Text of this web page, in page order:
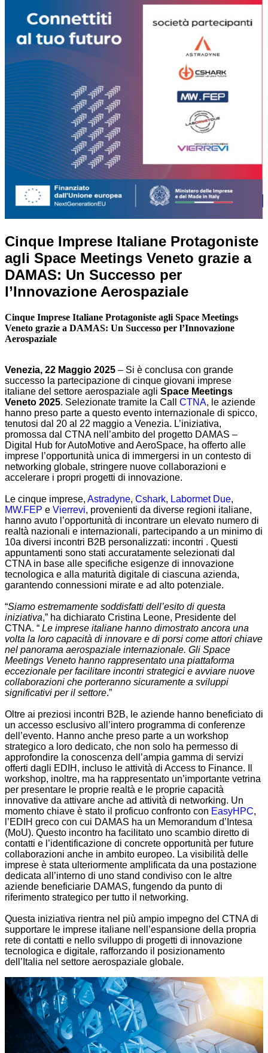
PROGETTO
SERVIZI
ABILITATORI
ACCESS DESK
Partners
News e eventi
Contatti
Cinque Imprese Italiane Protagoniste
agli Space Meetings Veneto grazie a
DAMAS: Un Successo per
l’Innovazione Aerospaziale
Cinque Imprese Italiane Protagoniste agli Space Meetings
Veneto grazie a DAMAS: Un Successo per l’Innovazione
Aerospaziale
Venezia, 22 Maggio 2025 – Si è conclusa con grande
successo la partecipazione di cinque giovani imprese
italiane del settore aerospaziale agli Space Meetings
Veneto 2025. Selezionate tramite la Call CTNA, le aziende
hanno preso parte a questo evento internazionale di spicco,
tenutosi dal 20 al 22 maggio a Venezia. L’iniziativa,
promossa dal CTNA nell’ambito del progetto DAMAS –
Digital Hub for AutoMotive and AeroSpace, ha offerto alle
imprese l’opportunità unica di immergersi in un contesto di
networking globale, stringere nuove collaborazioni e
accelerare i propri progetti di innovazione.
Le cinque imprese, Astradyne, Cshark, Labormet Due,
MW.FEP e Vierrevi, provenienti da diverse regioni italiane,
hanno avuto l’opportunità di incontrare un elevato numero di
realtà nazionali e internazionali, partecipando a un minimo di
10a diversi incontri B2B personalizzati: incontri . Questi
appuntamenti sono stati accuratamente selezionati dal
CTNA in base alle specifiche esigenze di innovazione
tecnologica e alla maturità digitale di ciascuna azienda,
garantendo connessioni mirate e ad alto potenziale.
“Siamo estremamente soddisfatti dell’esito di questa
iniziativa,” ha dichiarato Cristina Leone, Presidente del
CTNA. “ Le imprese italiane hanno dimostrato ancora una
volta la loro capacità di innovare e di porsi come attori chiave
nel panorama aerospaziale internazionale. Gli Space
Meetings Veneto hanno rappresentato una piattaforma
eccezionale per facilitare incontri strategici e avviare nuove
collaborazioni che porteranno sicuramente a sviluppi
significativi per il settore.”
Oltre ai preziosi incontri B2B, le aziende hanno beneficiato di
un accesso esclusivo all’intero programma di conferenze
dell’evento. Hanno anche preso parte a un workshop
strategico a loro dedicato, che non solo ha permesso di
approfondire la conoscenza dell’ampia gamma di servizi
offerti dagli EDIH, incluso le attività di Access to Finance. Il
workshop, inoltre, ma ha rappresentato un’importante vetrina
per presentare le proprie realtà e le proprie capacità
innovative da attivare anche ad attività di networking. Un
momento chiave è stato il proficuo confronto con EasyHPC,
l’EDIH greco con cui DAMAS ha un Memorandum d’Intesa
(MoU). Questo incontro ha facilitato uno scambio diretto di
contatti e l’identificazione di concrete opportunità per future
collaborazioni anche in ambito europeo. La visibilità delle
imprese è stata ulteriormente amplificata da una postazione
dedicata all’interno di uno stand condiviso con le altre
aziende beneficiarie DAMAS, fungendo da punto di
riferimento strategico per tutto il networking.
Questa iniziativa rientra nel più ampio impegno del CTNA di
supportare le imprese italiane nell’espansione della propria
rete di contatti e nello sviluppo di progetti di innovazione
tecnologica e digitale, rafforzando il posizionamento
dell’Italia nel settore aerospaziale globale.